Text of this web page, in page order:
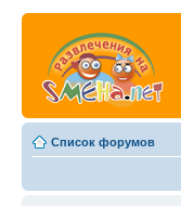
Список форумов